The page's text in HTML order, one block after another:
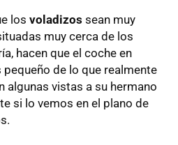
los voladizos sean muy
muy cerca de los
hacen que el coche en
de lo que realmente
algunas vistas a su hermano
si lo vemos en el plano de